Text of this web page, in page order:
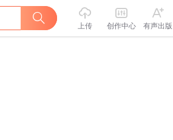
上传 创作中心 有声出版